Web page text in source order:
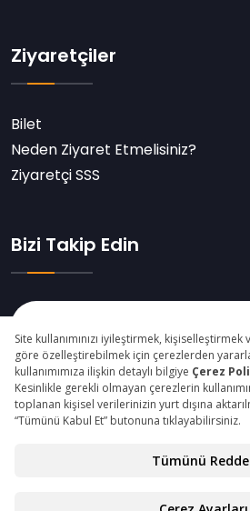
Ziyaretçiler
Bilet
Neden Ziyaret Etmelisiniz?
Ziyaretçi SSS
Bizi Takip Edin